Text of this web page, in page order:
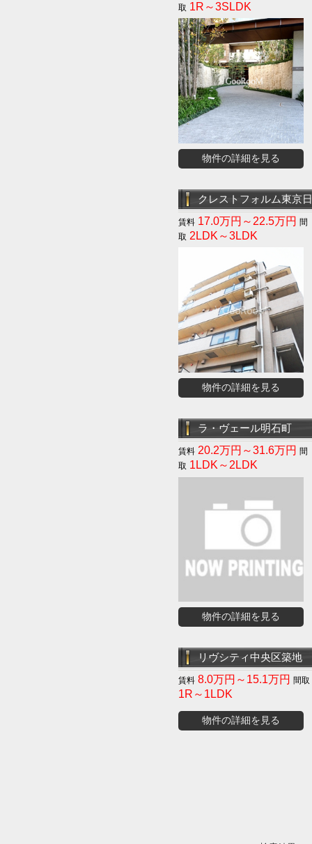
1R～3SLDK
物件の詳細を見る
クレストフォルム東京
17.0万円～22.5万円
2LDK～3LDK
物件の詳細を見る
ラ・ヴェール明石町
20.2万円～31.6万円
1LDK～2LDK
物件の詳細を見る
リヴシティ中央区築地
8.0万円～15.1万円
1R～1LDK
物件の詳細を見る